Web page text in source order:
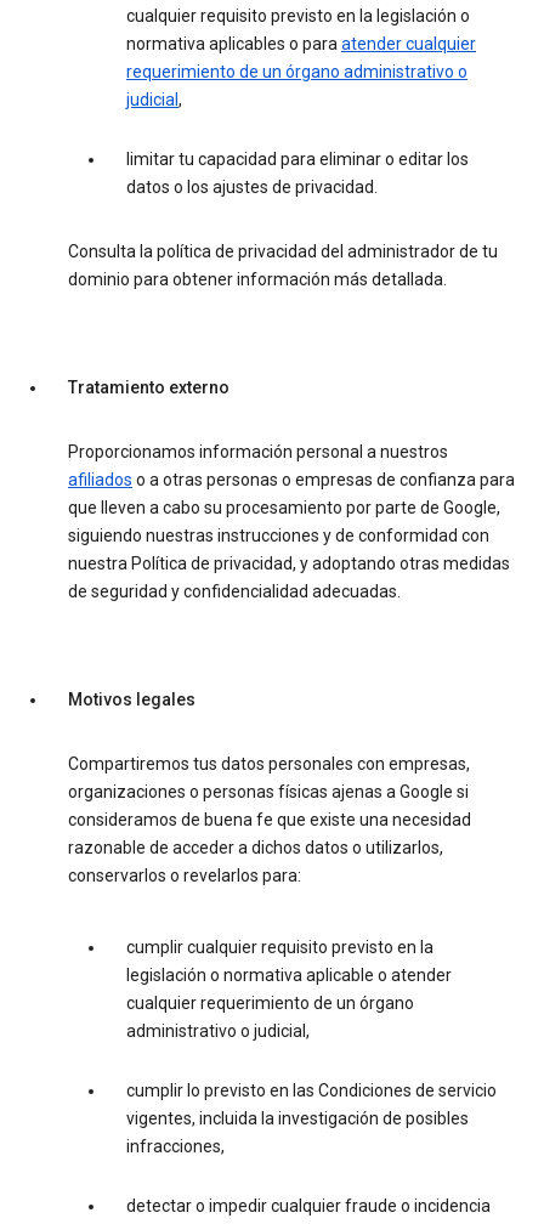
cualquier requisito previsto en la legislación o
normativa aplicables o paraatender cualquier
requerimiento de un órgano administrativo o
judicial,
limitar tu capacidad para eliminar o editar los
datos o los ajustes de privacidad.
Consulta la política de privacidad del administrador de tu
dominio para obtener información más detallada.
Tratamiento externo
Proporcionamos información personal a nuestros
afiliados o a otras personas o empresas de confianza para
que lleven a cabo su procesamiento por parte de Google,
siguiendo nuestras instrucciones y de conformidad con
nuestra Política de privacidad, y adoptando otras medidas
de seguridad y confidencialidad adecuadas.
Motivos legales
Compartiremos tus datos personales con empresas,
organizaciones o personas físicas ajenas a Google si
consideramos de buena fe que existe una necesidad
razonable de acceder a dichos datos o utilizarlos,
conservarlos o revelarlos para:
cumplir cualquier requisito previsto en la
legislación o normativa aplicable o atender
cualquier requerimiento de un órgano
administrativo o judicial,
cumplir lo previsto en las Condiciones de servicio
vigentes, incluida la investigación de posibles
infracciones,
detectar o impedir cualquier fraude o incidencia